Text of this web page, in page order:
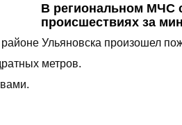
В региональном МЧС
происшествиях за
Ульяновска произошел
метров.